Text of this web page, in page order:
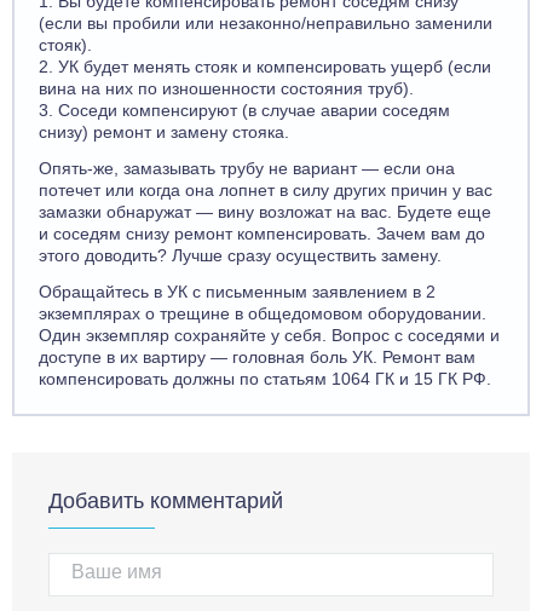
(если вы пробили или незаконно/неправильно заменили
стояк).
2. УК будет менять стояк и компенсировать ущерб (если
вина на них по изношенности состояния труб).
3. Соседи компенсируют (в случае аварии соседям
снизу) ремонт и замену стояка.
Опять-же, замазывать трубу не вариант — если она
потечет или когда она лопнет в силу других причин у вас
замазки обнаружат — вину возложат на вас. Будете еще
и соседям снизу ремонт компенсировать. Зачем вам до
этого доводить? Лучше сразу осуществить замену.
Обращайтесь в УК с письменным заявлением в 2
экземплярах о трещине в общедомовом оборудовании.
Один экземпляр сохраняйте у себя. Вопрос с соседями и
доступе в их вартиру — головная боль УК. Ремонт вам
компенсировать должны по статьям 1064 ГК и 15 ГК РФ.
Добавить комментарий